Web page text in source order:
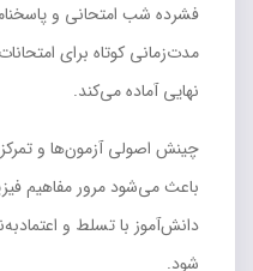
فشرده شب امتحانی و
مدت‌زمانی کوتاه برای
نهایی آماده می‌کند.
چینش اصولی آزمون‌ها و
باعث می‌شود مرور مفاهیم
دانش‌آموز با تسلط و
شود.